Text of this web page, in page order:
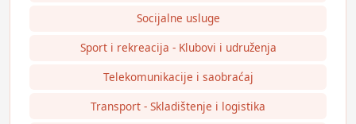
Socijalne usluge
Sport i rekreacija - Klubovi i udruženja
Telekomunikacije i saobraćaj
Transport - Skladištenje i logistika